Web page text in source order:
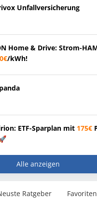
Unfallversicherung
Home & Drive: Strom-
/kWh!
ETF-Sparplan mit 175€
Alle anzeigen
Ratgeber Favoriten